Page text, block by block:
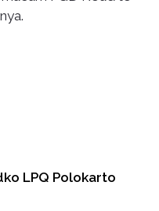
LPQ Polokarto